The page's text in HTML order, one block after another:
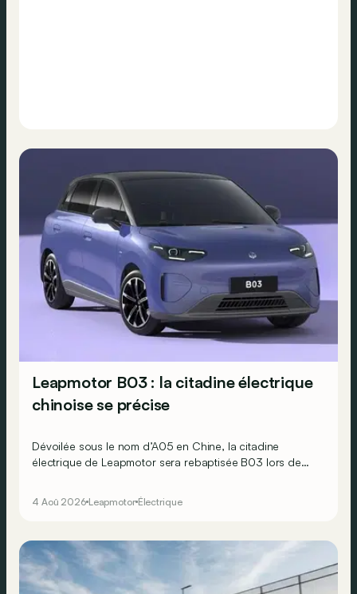
Leapmotor B03 : la citadine électrique
chinoise se précise
Dévoilée sous le nom d’A05 en Chine, la citadine
électrique de Leapmotor sera rebaptisée B03 lors de
4 Aoû 2026 Leapmotor Électrique